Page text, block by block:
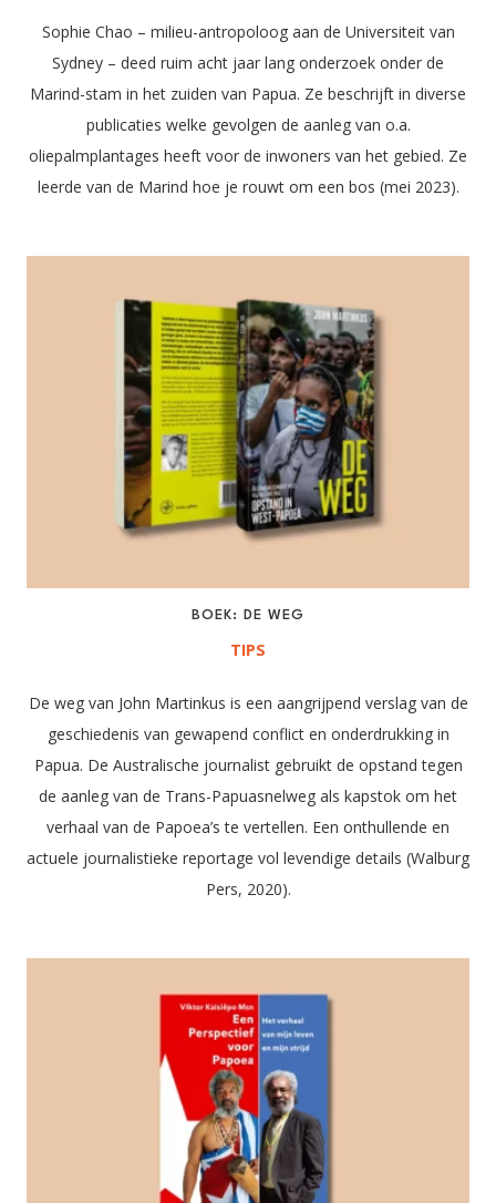
Sophie Chao – milieu-antropoloog aan de Universiteit van
Sydney – deed ruim acht jaar lang onderzoek onder de
Marind-stam in het zuiden van Papua. Ze beschrijft in diverse
publicaties welke gevolgen de aanleg van o.a.
oliepalmplantages heeft voor de inwoners van het gebied. Ze
leerde van de Marind hoe je rouwt om een bos (mei 2023).
BOEK: DE WEG
TIPS
De weg van John Martinkus is een aangrijpend verslag van de
geschiedenis van gewapend conflict en onderdrukking in
Papua. De Australische journalist gebruikt de opstand tegen
de aanleg van de Trans-Papuasnelweg als kapstok om het
verhaal van de Papoea’s te vertellen. Een onthullende en
actuele journalistieke reportage vol levendige details (Walburg
Pers, 2020).